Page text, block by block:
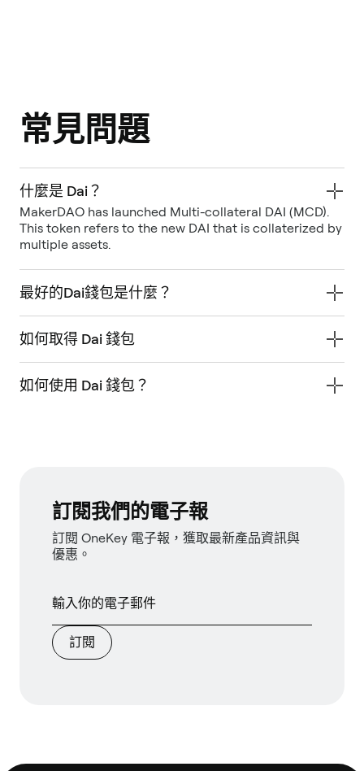
常見問題
什麼是 Dai？
MakerDAO has launched Multi-collateral DAI (MCD).
This token refers to the new DAI that is collaterized by
multiple assets.
最好的Dai錢包是什麼？
如何取得 Dai 錢包
如何使用 Dai 錢包？
訂閱我們的電子報
訂閱 OneKey 電子報，獲取最新產品資訊與
優惠。
訂閱